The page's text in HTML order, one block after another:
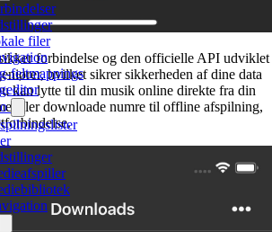
filer
feltmappings
forbindelse og den officielle API udviklet
hvilket sikrer sikkerheden af dine data
kan lytte til din musik online direkte fra din
eller downloade numre til offline afspilning,